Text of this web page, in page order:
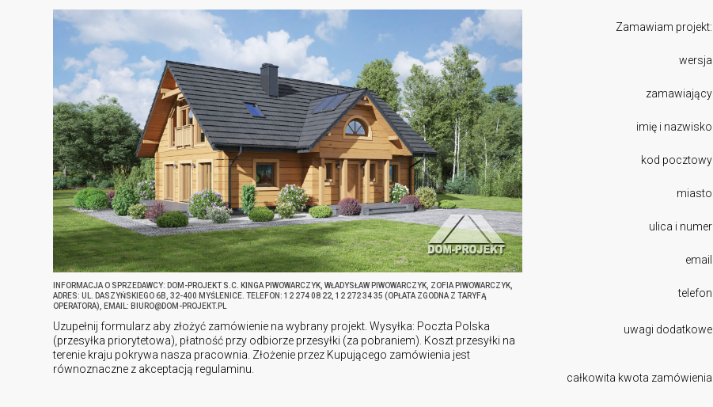
INFORMACJA O SPRZEDAWCY: DOM-PROJEKT S.C. KINGA PIWOWARCZYK, WŁADYSŁAW PIWOWARCZYK, ZOFIA PIWOWARCZYK,
ADRES: UL. DASZYŃSKIEGO 6B, 32-400 MYŚLENICE. TELEFON: 12 274 08 22, 12 272 34 35 (OPŁATA ZGODNA Z TARYFĄ
OPERATORA), EMAIL: BIURO@DOM-PROJEKT.PL
Uzupełnij formularz aby złożyć zamówienie na wybrany projekt. Wysyłka: Poczta Polska
(przesyłka priorytetowa), płatność przy odbiorze przesyłki (za pobraniem). Koszt przesyłki na
terenie kraju pokrywa nasza pracownia. Złożenie przez Kupującego zamówienia jest
równoznaczne z akceptacją regulaminu.
Zamawiam projekt:
wersja
zamawiający
imię i nazwisko
kod pocztowy
miasto
ulica i numer
email
telefon
uwagi dodatkowe
całkowita kwota zamówienia